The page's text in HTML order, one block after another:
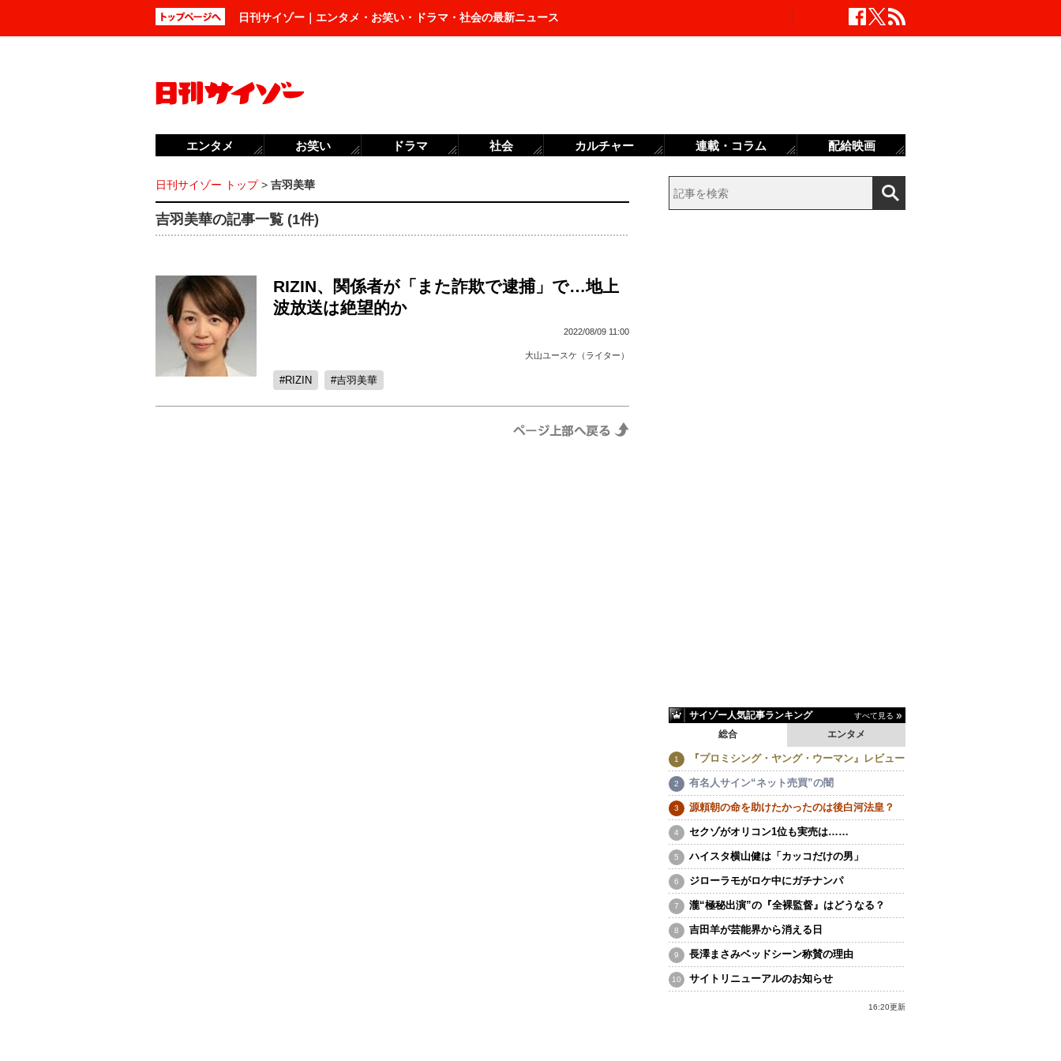
日刊サイゾー｜エンタメ・お笑い・ドラマ・社会の最新ニュース
日刊サイゾー トップ> 吉羽美華
吉羽美華の記事一覧 (1件)
RIZIN、関係者が「また詐欺で逮捕」で…地上
波放送は絶望的か
2022/08/09 11:00
大山ユースケ（ライター）
RIZIN 吉羽美華
サイゾー人気記事ランキング すべて見る
エンタメ
総合
『プロミシング・ヤング・ウーマン』レビュー
有名人サイン“ネット売買”の闇
源頼朝の命を助けたかったのは後白河法皇？
セクゾがオリコン1位も実売は……
ハイスタ横山健は「カッコだけの男」
ジローラモがロケ中にガチナンパ
瀧“極秘出演”の『全裸監督』はどうなる？
吉田羊が芸能界から消える日
長澤まさみベッドシーン称賛の理由
サイトリニューアルのお知らせ
16:20更新
エンタメ お笑い ドラマ 社会 カルチャー 連載・コラム 配給映画